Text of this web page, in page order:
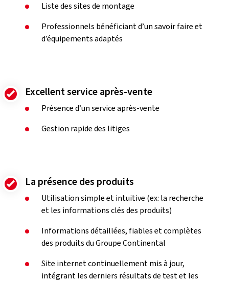
Liste des sites de montage
Professionnels bénéficiant d’un savoir faire et
d’équipements adaptés
Excellent service après-vente
Présence d’un service après-vente
Gestion rapide des litiges
La présence des produits
Utilisation simple et intuitive (ex: la recherche
et les informations clés des produits)
Informations détaillées, fiables et complètes
des produits du Groupe Continental
Site internet continuellement mis à jour,
intégrant les derniers résultats de test et les